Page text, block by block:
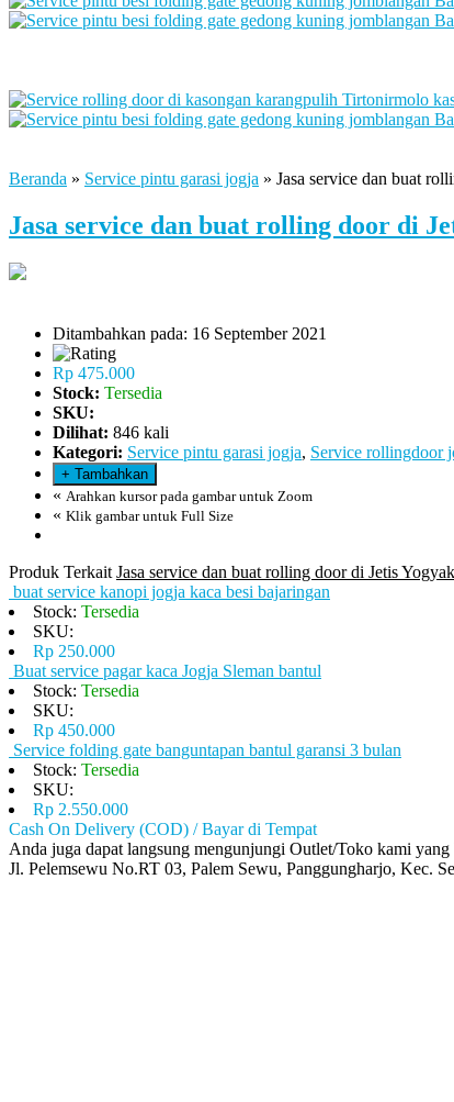
Beranda » Service pintu garasi jogja » Jasa service dan buat
Jasa service dan buat rolling door di
Ditambahkan pada: 16 September 2021
Rp 475.000
Stock: Tersedia
SKU:
Dilihat: 846 kali
Kategori: Service pintu garasi jogja, Service rollingdoor
« Arahkan kursor pada gambar untuk Zoom
« Klik gambar untuk Full Size
Produk Terkait Jasa service dan buat rolling door di Jetis
buat service kanopi jogja kaca besi bajaringan
Stock: Tersedia
SKU:
Rp 250.000
Buat service pagar kaca Jogja Sleman bantul
Stock: Tersedia
SKU:
Rp 450.000
Service folding gate banguntapan bantul garansi 3 bulan
Stock: Tersedia
SKU:
Rp 2.550.000
Cash On Delivery (COD) / Bayar di Tempat
Anda juga dapat langsung mengunjungi Outlet/Toko kami yang
Jl. Pelemsewu No.RT 03, Palem Sewu, Panggungharjo, Kec.